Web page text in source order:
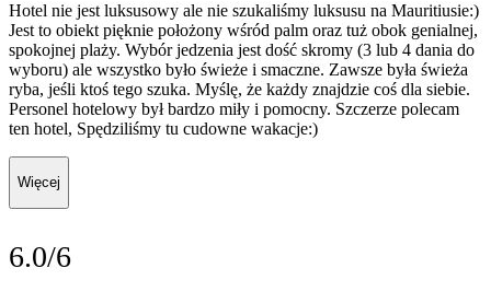
Hotel nie jest luksusowy ale nie szukaliśmy luksusu na Mauritiusie:)
Jest to obiekt pięknie położony wśród palm oraz tuż obok genialnej,
spokojnej plaży. Wybór jedzenia jest dość skromy (3 lub 4 dania do
wyboru) ale wszystko było świeże i smaczne. Zawsze była świeża
ryba, jeśli ktoś tego szuka. Myślę, że każdy znajdzie coś dla siebie.
Personel hotelowy był bardzo miły i pomocny. Szczerze polecam
ten hotel, Spędziliśmy tu cudowne wakacje:)
Więcej
6.0/6